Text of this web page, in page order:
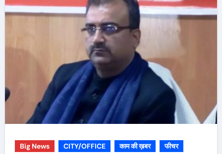
Big News CITY/OFFICE काम की ख़बर फीचर